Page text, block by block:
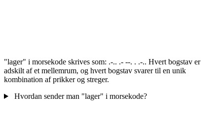
"lager" i morsekode skrives som: .-.. .- --. . .-.. Hvert bogstav er
adskilt af et mellemrum, og hvert bogstav svarer til en unik
kombination af prikker og streger.
Hvordan sender man "lager" i morsekode?